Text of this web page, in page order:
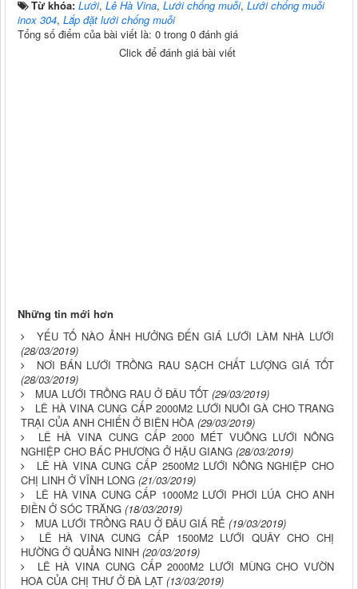
Từ khóa: Lưới, Lê Hà Vina, Lưới chống muỗi, Lưới chống muỗi
inox 304, Lắp đặt lưới chống muỗi
Tổng số điểm của bài viết là: 0 trong 0 đánh giá
Click để đánh giá bài viết
Những tin mới hơn
YẾU TỐ NÀO ẢNH HƯỞNG ĐẾN GIÁ LƯỚI LÀM NHÀ LƯỚI
(28/03/2019)
NƠI BÁN LƯỚI TRỒNG RAU SẠCH CHẤT LƯỢNG GIÁ TỐT
(28/03/2019)
MUA LƯỚI TRỒNG RAU Ở ĐÂU TỐT (29/03/2019)
LÊ HÀ VINA CUNG CẤP 2000M2 LƯỚI NUÔI GÀ CHO TRANG
TRẠI CỦA ANH CHIẾN Ở BIÊN HÒA (29/03/2019)
LÊ HÀ VINA CUNG CẤP 2000 MÉT VUÔNG LƯỚI NÔNG
NGHIỆP CHO BÁC PHƯƠNG Ở HẬU GIANG (28/03/2019)
LÊ HÀ VINA CUNG CẤP 2500M2 LƯỚI NÔNG NGHIỆP CHO
CHỊ LINH Ở VĨNH LONG (21/03/2019)
LÊ HÀ VINA CUNG CẤP 1000M2 LƯỚI PHƠI LÚA CHO ANH
ĐIỀN Ở SÓC TRĂNG (18/03/2019)
MUA LƯỚI TRỒNG RAU Ở ĐÂU GIÁ RẺ (19/03/2019)
LÊ HÀ VINA CUNG CẤP 1500M2 LƯỚI QUÂY CHO CHỊ
HƯỜNG Ở QUẢNG NINH (20/03/2019)
LÊ HÀ VINA CUNG CẤP 2000M2 LƯỚI MÙNG CHO VƯỜN
HOA CỦA CHỊ THƯ Ở ĐÀ LẠT (13/03/2019)